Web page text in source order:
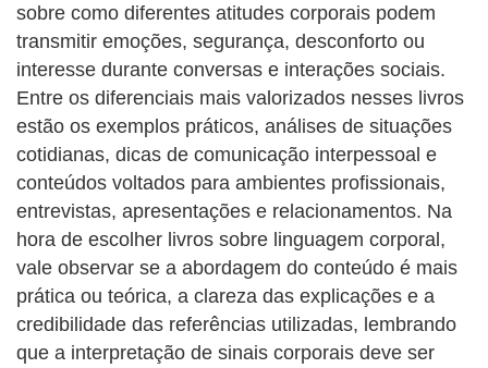
sobre como diferentes atitudes corporais podem
transmitir emoções, segurança, desconforto ou
interesse durante conversas e interações sociais.
Entre os diferenciais mais valorizados nesses livros
estão os exemplos práticos, análises de situações
cotidianas, dicas de comunicação interpessoal e
conteúdos voltados para ambientes profissionais,
entrevistas, apresentações e relacionamentos. Na
hora de escolher livros sobre linguagem corporal,
vale observar se a abordagem do conteúdo é mais
prática ou teórica, a clareza das explicações e a
credibilidade das referências utilizadas, lembrando
que a interpretação de sinais corporais deve ser